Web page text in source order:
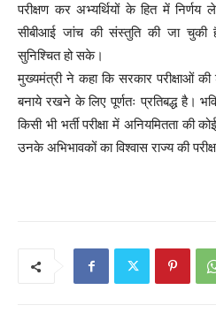
परीक्षण कर अभ्यर्थियों के हित में निर्णय
सीबीआई जांच की संस्तुति की जा चुकी
सुनिश्चित हो सके।
मुख्यमंत्री ने कहा कि सरकार परीक्षाओं की
बनाये रखने के लिए पूर्णतः प्रतिबद्ध है।
किसी भी भर्ती परीक्षा में अनियमितता की
उनके अभिभावकों का विश्वास राज्य की